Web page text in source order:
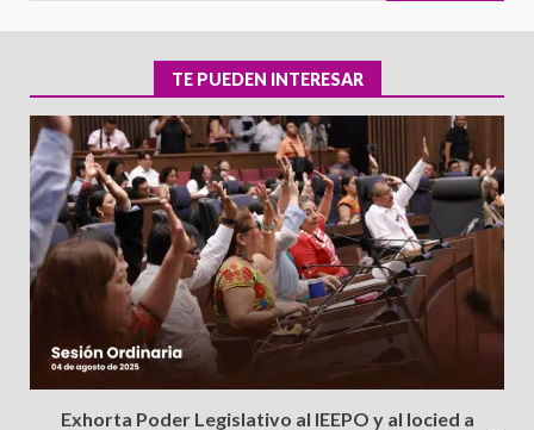
TE PUEDEN INTERESAR
Exhorta Poder Legislativo al IEEPO y al Iocied a